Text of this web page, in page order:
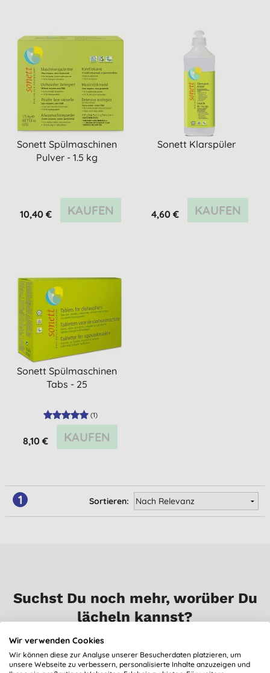
Sonett Spülmaschinen
Pulver - 1.5 kg
10,40 € KAUFEN
Sonett Klarspüler
4,60 € KAUFEN
Sonett Spülmaschinen
Tabs - 25
(1)
8,10 € KAUFEN
1 Sortieren:
Suchst Du noch mehr, worüber Du
lächeln kannst?
Trage dich für unseren Newsletter ein, und Du erhälst
regelmäßig Neuigkeiten, Ausblicke, Tipps und exklusive
Wir verwenden Cookies
Wir können diese zur Analyse unserer Besucherdaten platzieren, um
unsere Webseite zu verbessern, personalisierte Inhalte anzuzeigen und